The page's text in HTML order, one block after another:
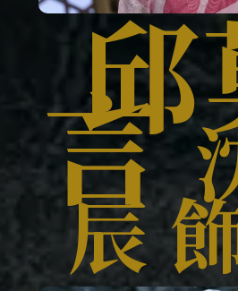
邱
言
辰